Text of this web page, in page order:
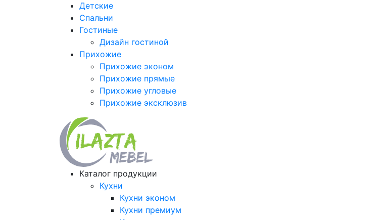
Детские
Спальни
Гостиные
Дизайн гостиной
Прихожие
Прихожие эконом
Прихожие прямые
Прихожие угловые
Прихожие эксклюзив
Каталог продукции
Кухни
Кухни эконом
Кухни премиум